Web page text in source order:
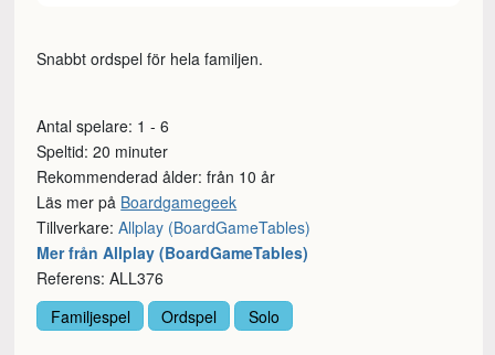
Snabbt ordspel för hela familjen.
Antal spelare: 1 - 6
Speltid: 20 minuter
Rekommenderad ålder: från 10 år
Läs mer på Boardgamegeek
Tillverkare:Allplay (BoardGameTables)
Mer från Allplay (BoardGameTables)
Referens: ALL376
Familjespel
Ordspel Solo